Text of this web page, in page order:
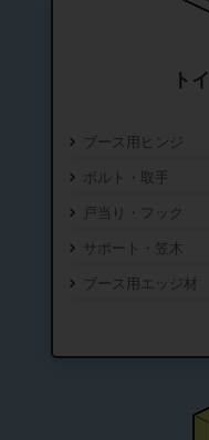
ト
ブース用ヒンジ
ボルト・取手
戸当り・フック
サポート・笠木
ブース用エッジ材